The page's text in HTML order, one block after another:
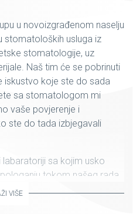
u novoizgrađenom naselju
stomatoloških usluga iz
stomatologije, uz
Naš tim će se pobrinuti
iskustvo koje ste do sada
sa stomatologom mi
vaše povjerenje i
ste do tada izbjegavali
labaratoriji sa kojim usko
tokom našeg rada.
opremom iz
VIŠE